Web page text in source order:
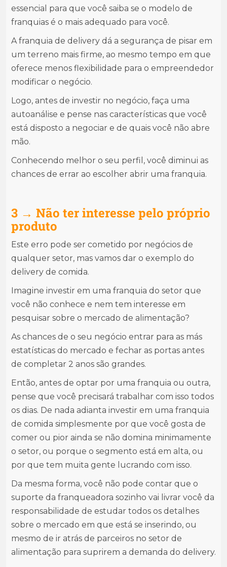
essencial para que você saiba se o modelo de
franquias é o mais adequado para você.
A franquia de delivery dá a segurança de pisar em
um terreno mais firme, ao mesmo tempo em que
oferece menos flexibilidade para o empreendedor
modificar o negócio.
Logo, antes de investir no negócio, faça uma
autoanálise e pense nas características que você
está disposto a negociar e de quais você não abre
mão.
Conhecendo melhor o seu perfil, você diminui as
chances de errar ao escolher abrir uma franquia.
3 → Não ter interesse pelo próprio
produto
Este erro pode ser cometido por negócios de
qualquer setor, mas vamos dar o exemplo do
delivery de comida.
Imagine investir em uma franquia do setor que
você não conhece e nem tem interesse em
pesquisar sobre o mercado de alimentação?
As chances de o seu negócio entrar para as más
estatísticas do mercado e fechar as portas antes
de completar 2 anos são grandes.
Então, antes de optar por uma franquia ou outra,
pense que você precisará trabalhar com isso todos
os dias. De nada adianta investir em uma franquia
de comida simplesmente por que você gosta de
comer ou pior ainda se não domina minimamente
o setor, ou porque o segmento está em alta, ou
por que tem muita gente lucrando com isso.
Da mesma forma, você não pode contar que o
suporte da franqueadora sozinho vai livrar você da
responsabilidade de estudar todos os detalhes
sobre o mercado em que está se inserindo, ou
mesmo de ir atrás de parceiros no setor de
alimentação para suprirem a demanda do delivery.